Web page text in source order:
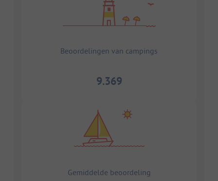
Beoordelingen van campings
9.369
Gemiddelde beoordeling